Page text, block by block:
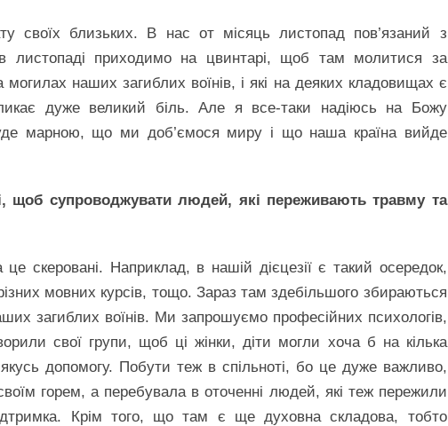
своїх близьких. В нас от місяць листопад пов’язаний з
приходимо на цвинтарі, щоб там молитися за
могилах наших загиблих воїнів, і які на деяких кладовищах є
дуже великий біль. Але я все-таки надіюсь на Божу
марною, що ми доб’ємося миру і що наша країна вийде
щоб супроводжувати людей, які переживають травму та
скеровані. Наприклад, в нашій дієцезії є такий осередок,
мовних курсів, тощо. Зараз там здебільшого збираються
загиблих воїнів. Ми запрошуємо професійних психологів,
свої групи, щоб ці жінки, діти могли хоча б на кілька
якусь допомогу. Побути теж в спільноті, бо це дуже важливо,
горем, а перебувала в оточенні людей, які теж пережили
Крім того, що там є ще духовна складова, тобто